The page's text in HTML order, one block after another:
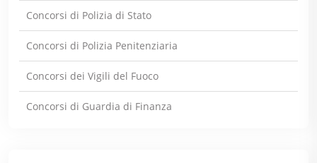
Concorsi di Polizia di Stato
Concorsi di Polizia Penitenziaria
Concorsi dei Vigili del Fuoco
Concorsi di Guardia di Finanza